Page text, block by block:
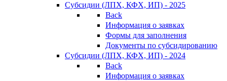
Субсидии (ЛПХ, КФХ, ИП) - 2025
Back
Информация о заявках
Формы для заполнения
Документы по субсидированию
Субсидии (ЛПХ, КФХ, ИП) - 2024
Back
Информация о заявках